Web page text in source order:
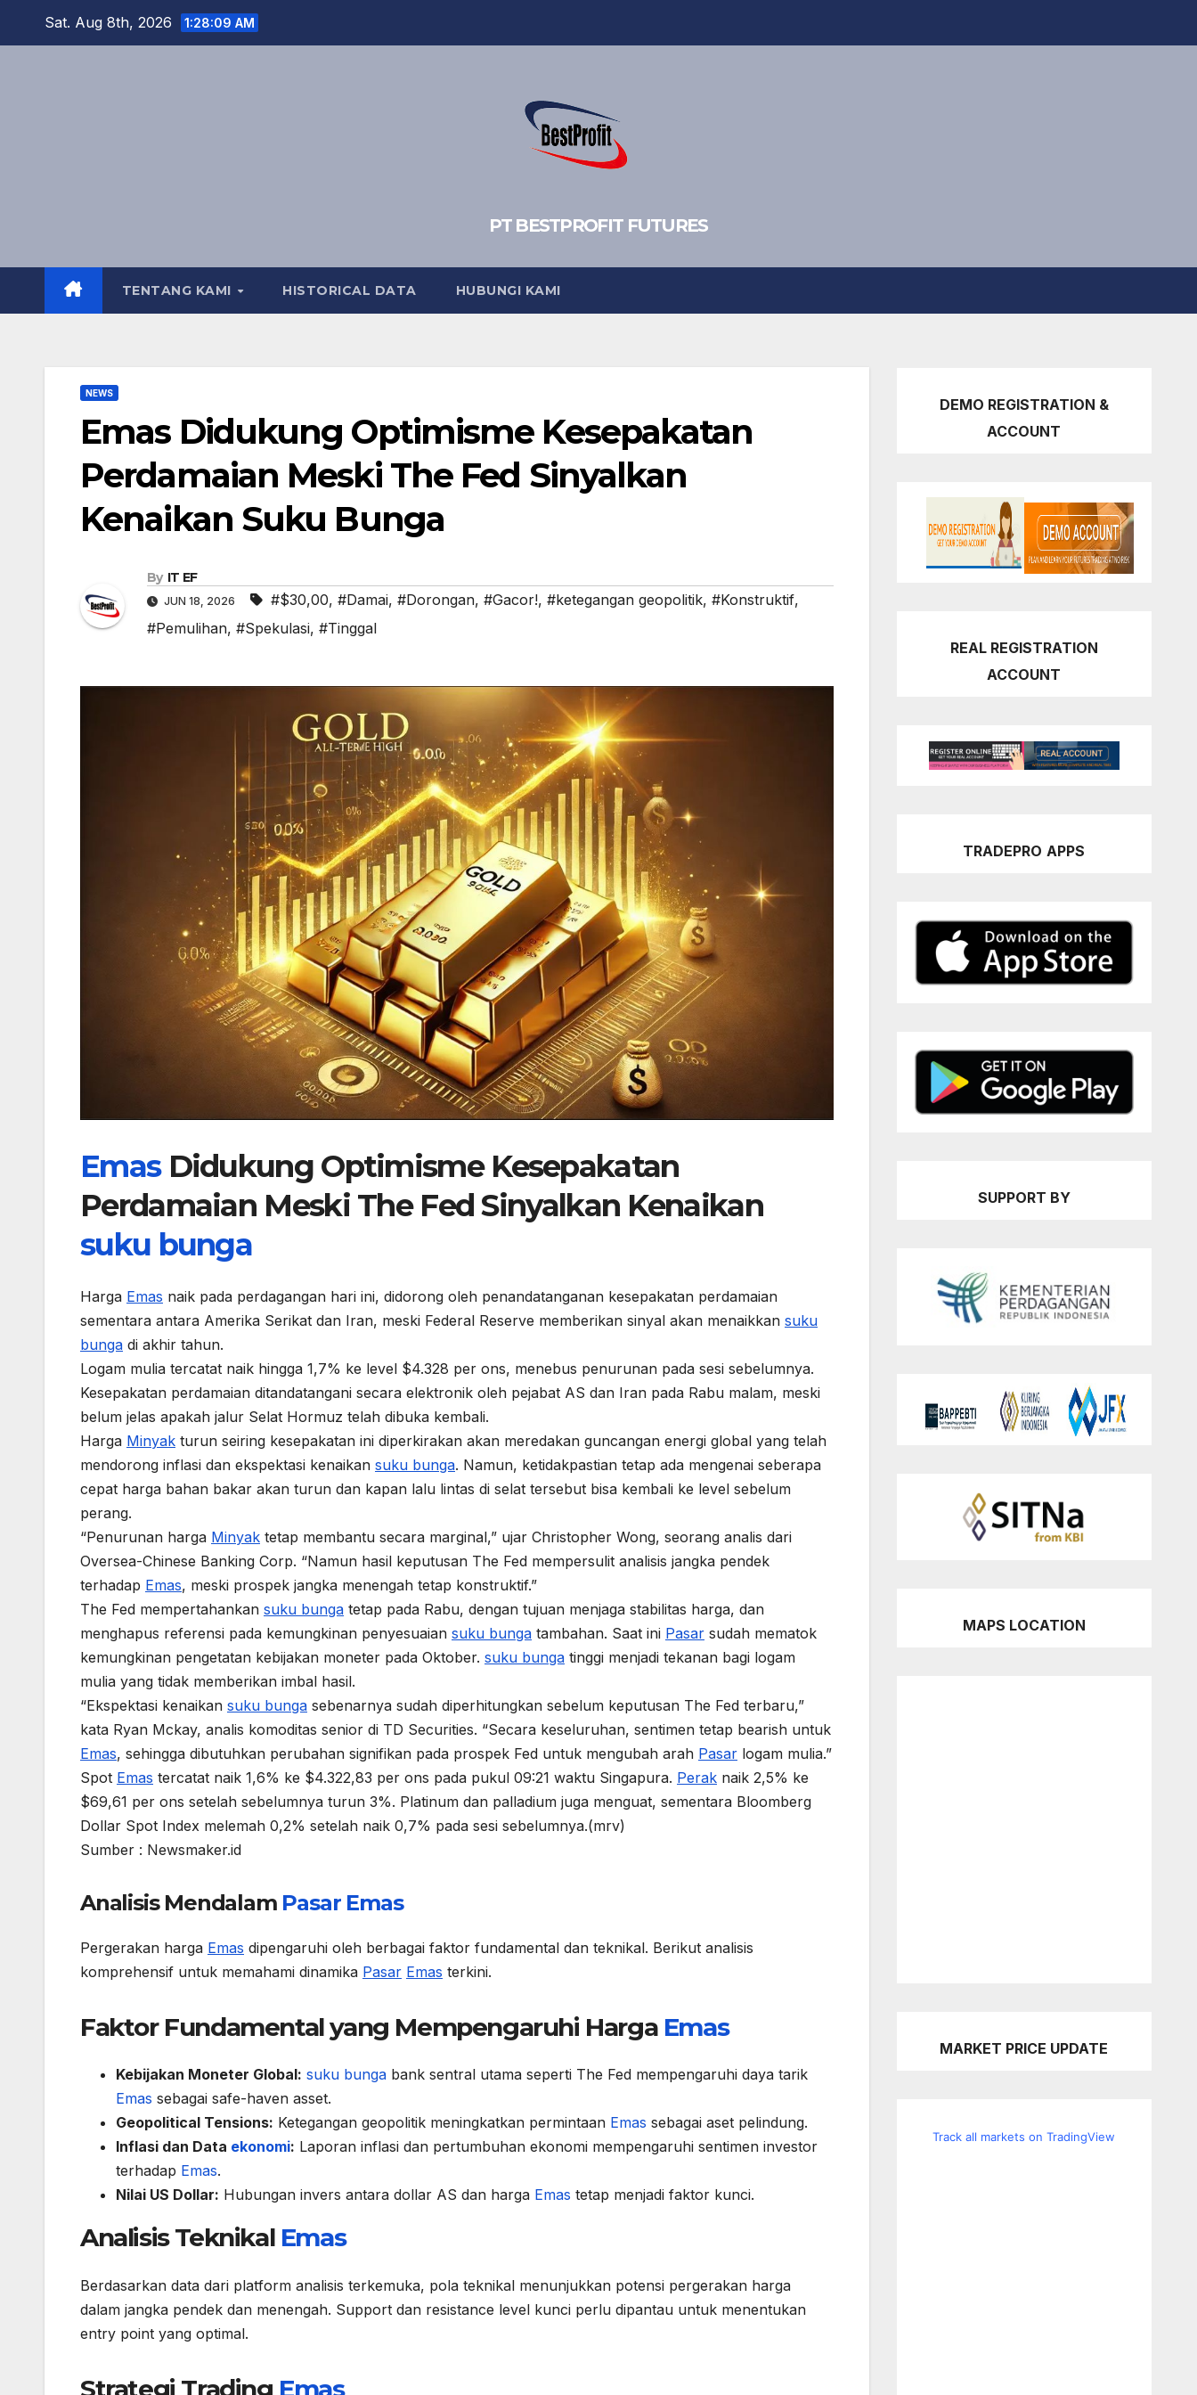
Sat. Aug 8th, 2026 1:28:11 AM
PT BESTPROFIT FUTURES
TENTANG KAMI HISTORICAL DATA HUBUNGI KAMI
NEWS
Emas Didukung Optimisme Kesepakatan
Perdamaian Meski The Fed Sinyalkan
Kenaikan Suku Bunga
By IT EF
JUN 18, 2026 #$30,00, #Damai, #Dorongan, #Gacor!, #ketegangan geopolitik, #Konstruktif,
#Pemulihan, #Spekulasi, #Tinggal
EmasDidukung Optimisme Kesepakatan
Perdamaian Meski The Fed Sinyalkan Kenaikan
suku bunga
Harga Emas naik pada perdagangan hari ini, didorong oleh penandatanganan kesepakatan perdamaian
sementara antara Amerika Serikat dan Iran, meski Federal Reserve memberikan sinyal akan menaikkan suku
bunga di akhir tahun.
Logam mulia tercatat naik hingga 1,7% ke level $4.328 per ons, menebus penurunan pada sesi sebelumnya.
Kesepakatan perdamaian ditandatangani secara elektronik oleh pejabat AS dan Iran pada Rabu malam, meski
belum jelas apakah jalur Selat Hormuz telah dibuka kembali.
Harga Minyak turun seiring kesepakatan ini diperkirakan akan meredakan guncangan energi global yang telah
mendorong inflasi dan ekspektasi kenaikan suku bunga. Namun, ketidakpastian tetap ada mengenai seberapa
cepat harga bahan bakar akan turun dan kapan lalu lintas di selat tersebut bisa kembali ke level sebelum
perang.
“Penurunan harga Minyak tetap membantu secara marginal,” ujar Christopher Wong, seorang analis dari
Oversea-Chinese Banking Corp. “Namun hasil keputusan The Fed mempersulit analisis jangka pendek
terhadap Emas, meski prospek jangka menengah tetap konstruktif.”
The Fed mempertahankan suku bunga tetap pada Rabu, dengan tujuan menjaga stabilitas harga, dan
menghapus referensi pada kemungkinan penyesuaian suku bunga tambahan. Saat ini Pasar sudah mematok
kemungkinan pengetatan kebijakan moneter pada Oktober. suku bunga tinggi menjadi tekanan bagi logam
mulia yang tidak memberikan imbal hasil.
“Ekspektasi kenaikan suku bunga sebenarnya sudah diperhitungkan sebelum keputusan The Fed terbaru,”
kata Ryan Mckay, analis komoditas senior di TD Securities. “Secara keseluruhan, sentimen tetap bearish untuk
Emas, sehingga dibutuhkan perubahan signifikan pada prospek Fed untuk mengubah arah Pasar logam mulia.”
Spot Emas tercatat naik 1,6% ke $4.322,83 per ons pada pukul 09:21 waktu Singapura. Perak naik 2,5% ke
$69,61 per ons setelah sebelumnya turun 3%. Platinum dan palladium juga menguat, sementara Bloomberg
Dollar Spot Index melemah 0,2% setelah naik 0,7% pada sesi sebelumnya.(mrv)
Sumber : Newsmaker.id
Analisis Mendalam Pasar Emas
Pergerakan harga Emas dipengaruhi oleh berbagai faktor fundamental dan teknikal. Berikut analisis
komprehensif untuk memahami dinamika Pasar Emas terkini.
Faktor Fundamental yang Mempengaruhi Harga Emas
Kebijakan Moneter Global: suku bunga bank sentral utama seperti The Fed mempengaruhi daya tarik
Emas sebagai safe-haven asset.
Geopolitical Tensions: Ketegangan geopolitik meningkatkan permintaan Emas sebagai aset pelindung.
Inflasi dan Data ekonomi: Laporan inflasi dan pertumbuhan ekonomi mempengaruhi sentimen investor
terhadap Emas.
Nilai US Dollar: Hubungan invers antara dollar AS dan harga Emas tetap menjadi faktor kunci.
Analisis Teknikal Emas
Berdasarkan data dari platform analisis terkemuka, pola teknikal menunjukkan potensi pergerakan harga
dalam jangka pendek dan menengah. Support dan resistance level kunci perlu dipantau untuk menentukan
entry point yang optimal.
Strategi Trading Emas
DEMO REGISTRATION &
ACCOUNT
REAL REGISTRATION
ACCOUNT
TRADEPRO APPS
SUPPORT BY
MAPS LOCATION
MARKET PRICE UPDATE
Track all markets on TradingView